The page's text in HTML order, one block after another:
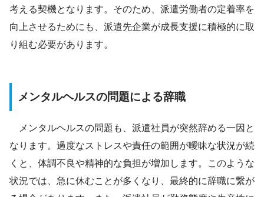
考える契機となります。そのため、派遣労働者の定着率を
向上させるためにも、派遣先企業が成長支援に積極的に取
り組む必要があります。
メンタルヘルスの問題による辞職
メンタルヘルスの問題も、派遣社員が突然辞める一因と
なります。過度なストレスや責任の範囲が曖昧な状況が続
くと、体調不良や精神的な負担が増加します。このような
状況では、急に休むことが多くなり、最終的に辞職に繋が